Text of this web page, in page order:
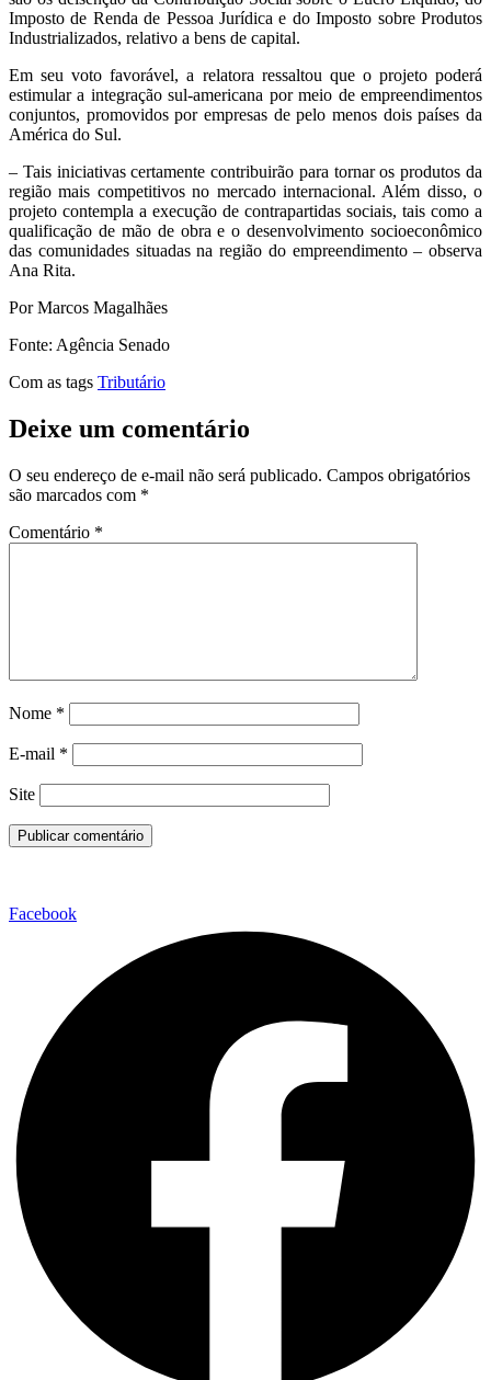
Imposto de Renda de Pessoa Jurídica e do Imposto sobre Produtos
Industrializados, relativo a bens de capital.
Em seu voto favorável, a relatora ressaltou que o projeto poderá
estimular a integração sul-americana por meio de empreendimentos
conjuntos, promovidos por empresas de pelo menos dois países da
América do Sul.
– Tais iniciativas certamente contribuirão para tornar os produtos da
região mais competitivos no mercado internacional. Além disso, o
projeto contempla a execução de contrapartidas sociais, tais como a
qualificação de mão de obra e o desenvolvimento socioeconômico
das comunidades situadas na região do empreendimento – observa
Ana Rita.
Por Marcos Magalhães
Fonte: Agência Senado
Com as tags Tributário
Deixe um comentário
O seu endereço de e-mail não será publicado. Campos obrigatórios
são marcados com *
Comentário *
Nome *
E-mail *
Site
Facebook